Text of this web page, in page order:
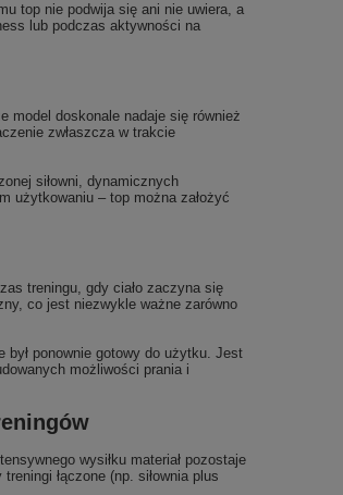
top nie podwija się ani nie uwiera, a
lub podczas aktywności na
model doskonale nadaje się również
zwłaszcza w trakcie
siłowni, dynamicznych
użytkowaniu – top można założyć
treningu, gdy ciało zaczyna się
co jest niezwykle ważne zarówno
ponownie gotowy do użytku. Jest
możliwości prania i
wysiłku materiał pozostaje
łączone (np. siłownia plus